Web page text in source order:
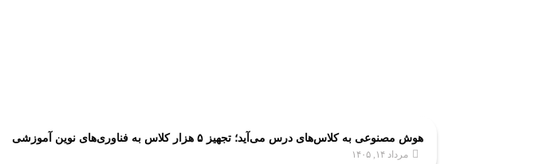
هوش مصنوعی به کلاس‌های درس می‌آید؛ تجهیز ۵ هزار کلاس به فناوری‌های نوین آموزشی
مرداد ۱۴, ۱۴۰۵